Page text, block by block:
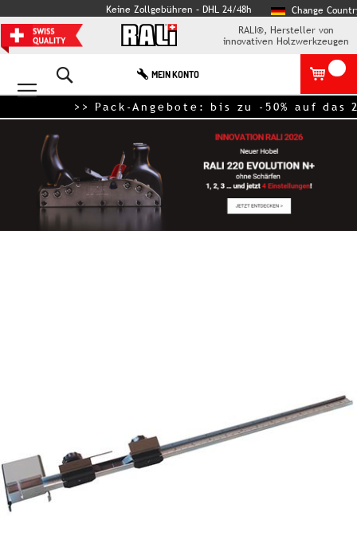
Keine Zollgebühren – DHL 24/48h
Change
RALI®, Hersteller von
innovativen Holzwerkzeugen
MEIN KONTO
>> Pack-Angebote: bis zu -50% auf das 2.